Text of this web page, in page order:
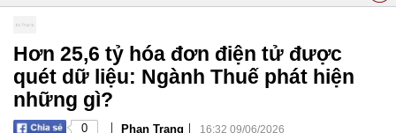
Hơn 25,6 tỷ hóa đơn điện tử được
quét dữ liệu: Ngành Thuế phát hiện
những gì?
0 | Phan Trang | 16:32 09/06/2026